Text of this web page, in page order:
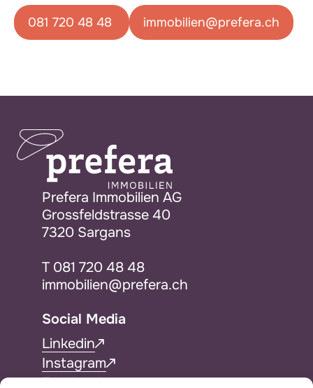
081 720 48 48 immobilien@prefera.ch
Prefera Immobilien AG
Grossfeldstrasse 40
7320 Sargans
T 081 720 48 48
immobilien@prefera.ch
Social Media
Linkedin
Instagram
Facebook